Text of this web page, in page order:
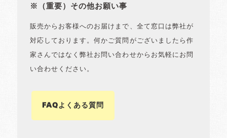
※（重要）その他お願い事
販売からお客様へのお届けまで、全て窓口は弊社が
対応しております。何かご質問がございましたら作
家さんではなく弊社お問い合わせからお気軽にお問
い合わせください。
FAQよくある質問